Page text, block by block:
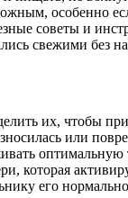
особенно
советы и
свежими без
их, чтобы
или
которая
его